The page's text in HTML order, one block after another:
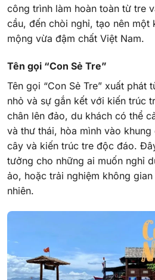
công trình làm hoàn toàn từ tre
cầu, đến chòi nghỉ, tạo nên một
mộng vừa đậm chất Việt Nam.
Tên gọi “Con Sẻ Tre”
Tên gọi “Con Sẻ Tre” xuất phát
nhỏ và sự gắn kết với kiến trúc
chân lên đảo, du khách có thể
và thư thái, hòa mình vào
cây và kiến trúc tre độc đáo.
tưởng cho những ai muốn nghỉ
ảo, hoặc trải nghiệm không
nhiên.